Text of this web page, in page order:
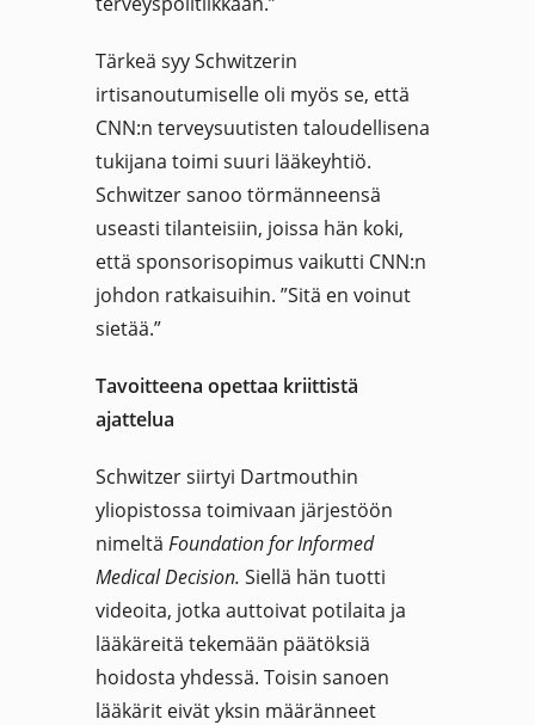
Tärkeä syy Schwitzerin
irtisanoutumiselle oli myös se, että
CNN:n terveysuutisten taloudellisena
tukijana toimi suuri lääkeyhtiö.
Schwitzer sanoo törmänneensä
useasti tilanteisiin, joissa hän koki,
että sponsorisopimus vaikutti CNN:n
johdon ratkaisuihin. ”Sitä en voinut
sietää.”
Tavoitteena opettaa kriittistä
ajattelua
Schwitzer siirtyi Dartmouthin
yliopistossa toimivaan järjestöön
nimeltä Foundation for Informed
Medical Decision. Siellä hän tuotti
videoita, jotka auttoivat potilaita ja
lääkäreitä tekemään päätöksiä
hoidosta yhdessä. Toisin sanoen
lääkärit eivät yksin määränneet